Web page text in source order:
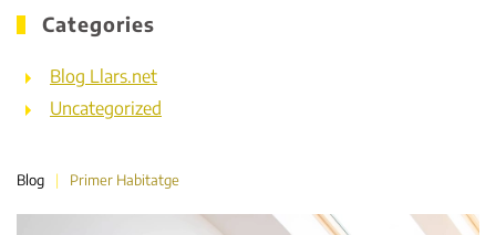
Categories
Blog Llars.net
Uncategorized
Blog Primer Habitatge